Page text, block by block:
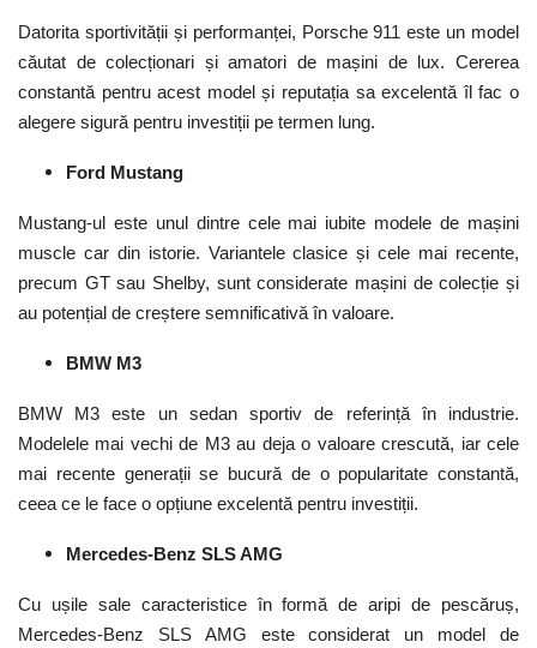
Datorita sportivității și performanței, Porsche 911 este un model
căutat de colecționari și amatori de mașini de lux. Cererea
constantă pentru acest model și reputația sa excelentă îl fac o
alegere sigură pentru investiții pe termen lung.
Ford Mustang
Mustang-ul este unul dintre cele mai iubite modele de mașini
muscle car din istorie. Variantele clasice și cele mai recente,
precum GT sau Shelby, sunt considerate mașini de colecție și
au potențial de creștere semnificativă în valoare.
BMW M3
BMW M3 este un sedan sportiv de referință în industrie.
Modelele mai vechi de M3 au deja o valoare crescută, iar cele
mai recente generații se bucură de o popularitate constantă,
ceea ce le face o opțiune excelentă pentru investiții.
Mercedes-Benz SLS AMG
Cu ușile sale caracteristice în formă de aripi de pescăruș,
Mercedes-Benz SLS AMG este considerat un model de